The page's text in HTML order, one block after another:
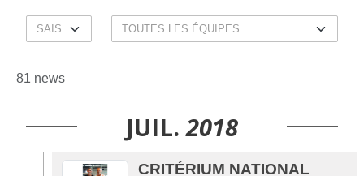
81 news
JUIL. 2018
CRITÉRIUM NATIONAL